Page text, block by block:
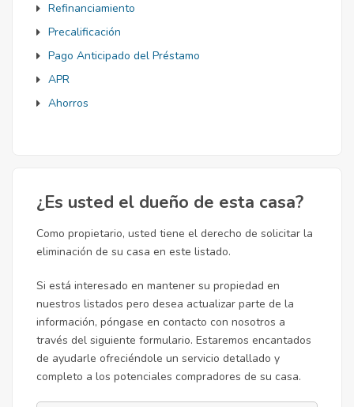
Refinanciamiento
Precalificación
Pago Anticipado del Préstamo
APR
Ahorros
¿Es usted el dueño de esta casa?
Como propietario, usted tiene el derecho de solicitar la
eliminación de su casa en este listado.
Si está interesado en mantener su propiedad en
nuestros listados pero desea actualizar parte de la
información, póngase en contacto con nosotros a
través del siguiente formulario. Estaremos encantados
de ayudarle ofreciéndole un servicio detallado y
completo a los potenciales compradores de su casa.